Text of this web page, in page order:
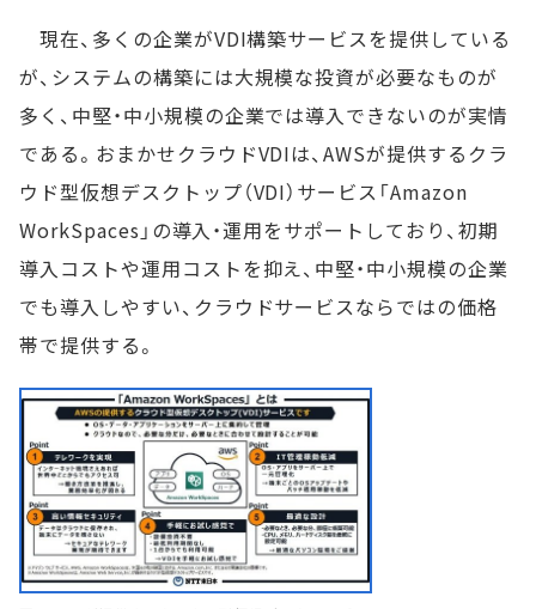
現在、多くの企業がVDI構築サービスを提供している
が、システムの構築には大規模な投資が必要なものが
多く、中堅・中小規模の企業では導入できないのが実情
である。おまかせクラウドVDIは、AWSが提供するクラ
ウド型仮想デスクトップ（VDI）サービス「Amazon
WorkSpaces」の導入・運用をサポートしており、初期
導入コストや運用コストを抑え、中堅・中小規模の企業
でも導入しやすい、クラウドサービスならではの価格
帯で提供する。